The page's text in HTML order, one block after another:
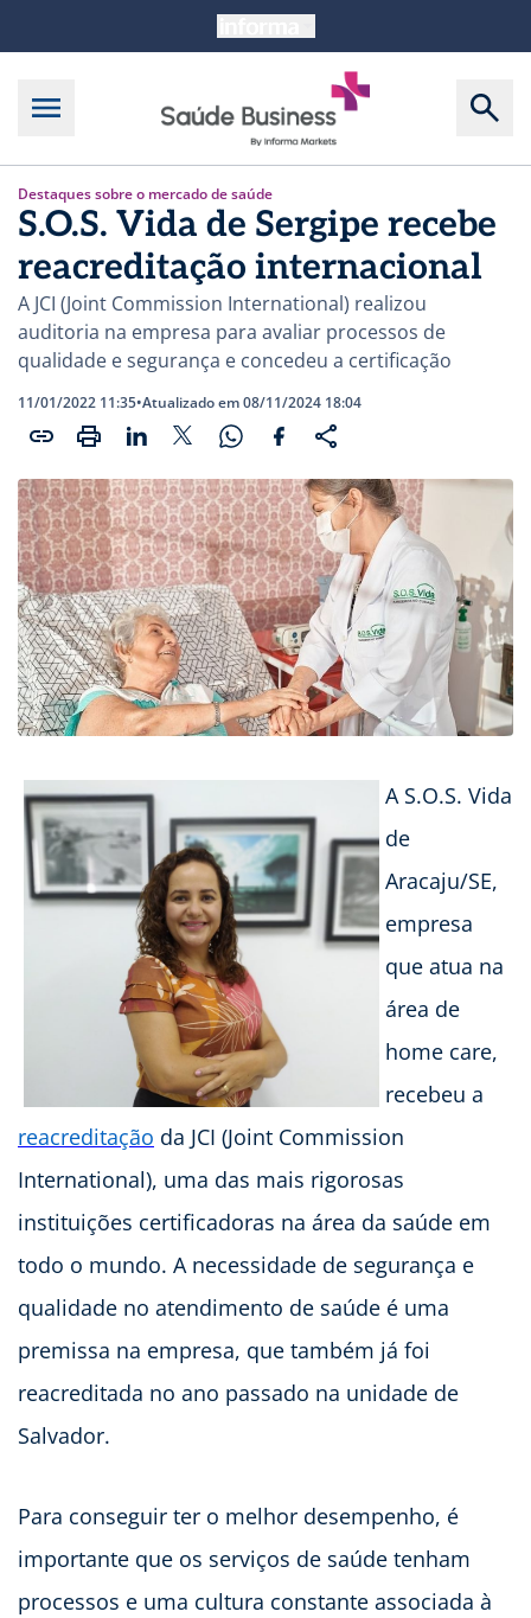
Destaques sobre o mercado de saúde
S.O.S. Vida de Sergipe recebe
reacreditação internacional
A JCI (Joint Commission International) realizou
auditoria na empresa para avaliar processos de
qualidade e segurança e concedeu a certificação
11/01/2022 11:35•Atualizado em 08/11/2024 18:04
A S.O.S. Vida
de
Aracaju/SE,
empresa
que atua na
área de
home care,
recebeu a
reacreditação da JCI (Joint Commission
International), uma das mais rigorosas
instituições certificadoras na área da saúde em
todo o mundo. A necessidade de segurança e
qualidade no atendimento de saúde é uma
premissa na empresa, que também já foi
reacreditada no ano passado na unidade de
Salvador.
Para conseguir ter o melhor desempenho, é
importante que os serviços de saúde tenham
processos e uma cultura constante associada à